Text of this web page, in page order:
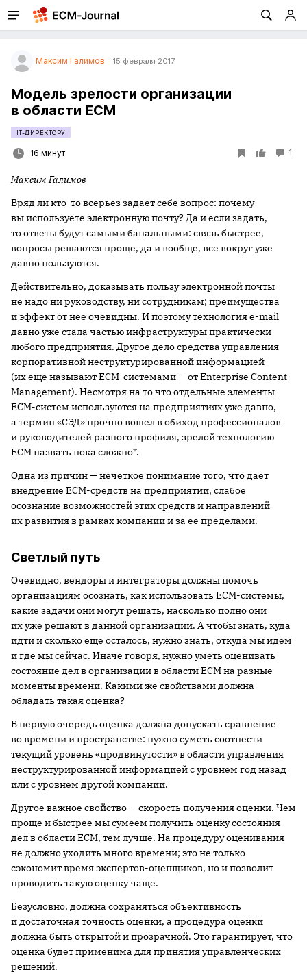
Максим Галимов 15 февраля 2017
Модель зрелости организации
в области ECM
IT-ДИРЕКТОРУ
16 минут 1
Максим Галимов
Вряд ли кто-то всерьез задает себе вопрос: почему
вы используете электронную почту? Да и если задать,
то ответы будут самыми банальными: связь быстрее,
вопросы решаются проще, да и вообще, все вокруг уже
давно пользуются.
Действительно, доказывать пользу электронной почты
не надо ни руководству, ни сотрудникам; преимущества
и эффект от нее очевидны. И поэтому технология e-mail
давно уже стала частью инфраструктуры практически
любого предприятия. Другое дело средства управления
корпоративной неструктурированной информацией
(их еще называют ECM-системами — от Enterprise Content
Management). Несмотря на то что отдельные элементы
ECM-систем используются на предприятиях уже давно,
а термин «СЭД» прочно вошел в обиход профессионалов
и руководителей разного профиля, зрелой технологию
ECM назвать пока сложно*.
Одна из причин — нечеткое понимание того, что дает
внедрение ECM-средств на предприятии, слабое
осознание возможностей этих средств и направлений
их развития в рамках компании и за ее пределами.
Светлый путь
Очевидно, вендоры и интеграторы должны помочь
организациям осознать, как использовать ECM-системы,
какие задачи они могут решать, насколько полно они
их уже решают в данной организации. А чтобы знать, куда
идти и сколько еще осталось, нужно знать, откуда мы идем
и где мы сейчас. Иначе говоря, нужно уметь оценивать
состояние дел в организации в области ECM на разные
моменты времени. Какими же свойствами должна
обладать такая оценка?
В первую очередь оценка должна допускать сравнение
во времени и пространстве: нужно суметь соотнести
текущий уровень «продвинутости» в области управления
неструктурированной информацией с уровнем год назад
или с уровнем другой компании.
Другое важное свойство — скорость получения оценки. Чем
проще и быстрее мы сумеем получить оценку состояния
дел в области ECM, тем лучше. На процедуру оценивания
не должно уходить много времени; это не только
сэкономит время экспертов-оценщиков, но и позволит
проводить такую оценку чаще.
Безусловно, должна сохраняться объективность
и достаточная точность оценки, а процедура оценки
должна быть открытой и прозрачной. Это гарантирует, что
оценка будет применима для принятия управленческих
решений.